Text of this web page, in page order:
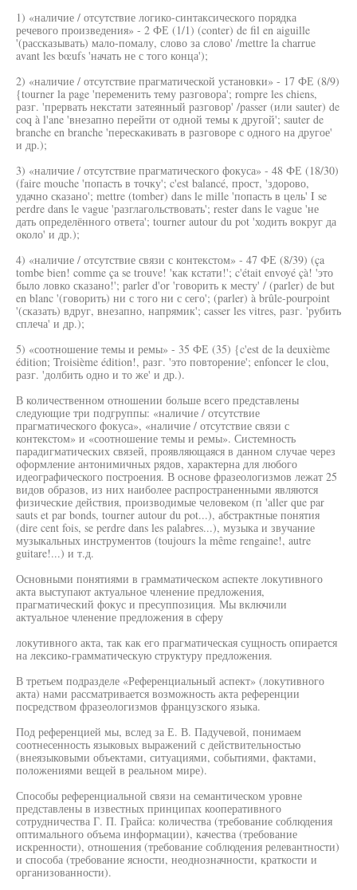
1) «наличие / отсутствие логико-синтаксического порядка
речевого произведения» - 2 ФЕ (1/1) (conter) de fil en aiguille
'(рассказывать) мало-помалу, слово за слово' /mettre la charrue
avant les bœufs 'начать не с того конца');
2) «наличие / отсутствие прагматической установки» - 17 ФЕ (8/9)
{tourner la page 'переменить тему разговора'; rompre les chiens,
разг. 'прервать некстати затеянный разговор' /passer (или sauter) de
coq à l'ane 'внезапно перейти от одной темы к другой'; sauter de
branche en branche 'перескакивать в разговоре с одного на другое'
и др.);
3) «наличие / отсутствие прагматического фокуса» - 48 ФЕ (18/30)
(faire mouche 'попасть в точку'; c'est balancé, прост, 'здорово,
удачно сказано'; mettre (tomber) dans le mille 'попасть в цель' I se
perdre dans le vague 'разглагольствовать'; rester dans le vague 'не
дать определённого ответа'; tourner autour du pot 'ходить вокруг да
около' и др.);
4) «наличие / отсутствие связи с контекстом» - 47 ФЕ (8/39) (ça
tombe bien! comme ça se trouve! 'как кстати!'; c'était envoyé çà! 'это
было ловко сказано!'; parler d'or 'говорить к месту' / (parler) de but
en blanc '(говорить) ни с того ни с сего'; (parler) à brûle-pourpoint
'(сказать) вдруг, внезапно, напрямик'; casser les vitres, разг. 'рубить
сплеча' и др.);
5) «соотношение темы и ремы» - 35 ФЕ (35) {c'est de la deuxième
édition; Troisième édition!, разг. 'это повторение'; enfoncer le clou,
разг. 'долбить одно и то же' и др.).
В количественном отношении больше всего представлены
следующие три подгруппы: «наличие / отсутствие
прагматического фокуса», «наличие / отсутствие связи с
контекстом» и «соотношение темы и ремы». Системность
парадигматических связей, проявляющаяся в данном случае через
оформление антонимичных рядов, характерна для любого
идеографического построения. В основе фразеологизмов лежат 25
видов образов, из них наиболее распространенными являются
физические действия, производимые человеком (п 'aller que par
sauts et par bonds, tourner autour du pot...), абстрактные понятия
(dire cent fois, se perdre dans les palabres...), музыка и звучание
музыкальных инструментов (toujours la même rengaine!, autre
guitare!...) и т.д.
Основными понятиями в грамматическом аспекте локутивного
акта выступают актуальное членение предложения,
прагматический фокус и пресуппозиция. Мы включили
актуальное членение предложения в сферу
локутивного акта, так как его прагматическая сущность опирается
на лексико-грамматическую структуру предложения.
В третьем подразделе «Референциальный аспект» (локутивного
акта) нами рассматривается возможность акта референции
посредством фразеологизмов французского языка.
Под референцией мы, вслед за Е. В. Падучевой, понимаем
соотнесенность языковых выражений с действительностью
(внеязыковыми объектами, ситуациями, событиями, фактами,
положениями вещей в реальном мире).
Способы референциальной связи на семантическом уровне
представлены в известных принципах кооперативного
сотрудничества Г. П. Грайса: количества (требование соблюдения
оптимального объема информации), качества (требование
искренности), отношения (требование соблюдения релевантности)
и способа (требование ясности, неоднозначности, краткости и
организованности).